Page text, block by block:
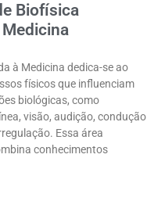
Biofísica
à Medicina dedica-se ao
físicos que influenciam
biológicas, como
visão, audição, condução
Essa área
conhecimentos